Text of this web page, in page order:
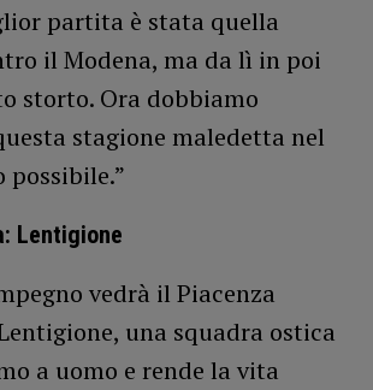
partita è stata quella
il Modena, ma da lì in poi
storto. Ora dobbiamo
stagione maledetta nel
Lentigione
vedrà il Piacenza
una squadra ostica
a uomo e rende la vita